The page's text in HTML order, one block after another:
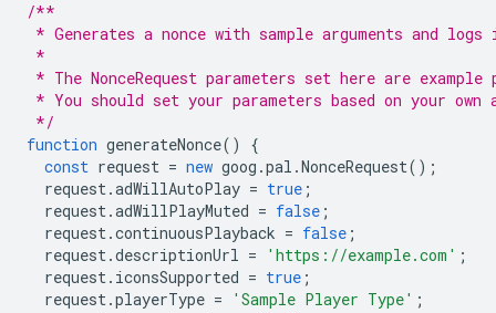
/**
* Generates a nonce with sample arguments and
*
* The NonceRequest parameters set here are example
* You should set your parameters based on your
*/
function generateNonce()
{
const request = new goog .pal .NonceRequest();
request.adWillAutoPlay = true ;
request.adWillPlayMuted = false ;
request.continuousPlayback = false ;
request.descriptionUrl = 'https://example.com' ;
request. iconsSupported = true ;
request.playerType = 'Sample Player Type' ;